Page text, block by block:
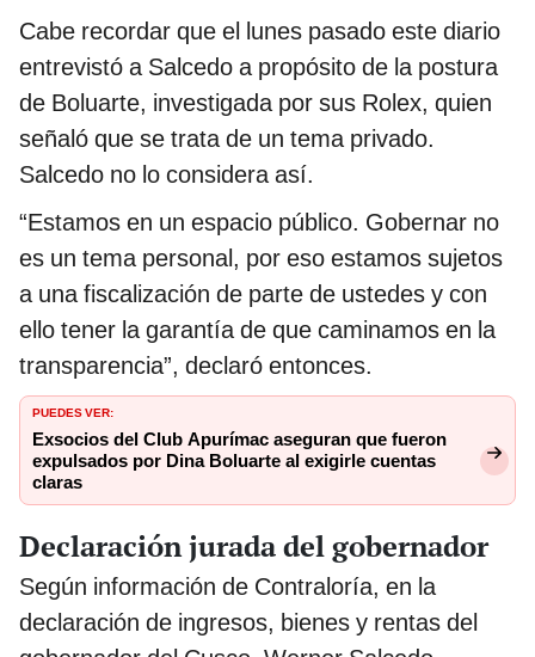
Cabe recordar que el lunes pasado este diario
entrevistó a Salcedo a propósito de la postura
de Boluarte, investigada por sus Rolex, quien
señaló que se trata de un tema privado.
Salcedo no lo considera así.
“Estamos en un espacio público. Gobernar no
es un tema personal, por eso estamos sujetos
a una fiscalización de parte de ustedes y con
ello tener la garantía de que caminamos en la
transparencia”, declaró entonces.
PUEDES VER:
Exsocios del Club Apurímac aseguran que fueron
expulsados por Dina Boluarte al exigirle cuentas
claras
Declaración jurada del gobernador
Según información de Contraloría, en la
declaración de ingresos, bienes y rentas del